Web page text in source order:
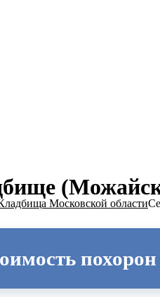
Московской области
похорон